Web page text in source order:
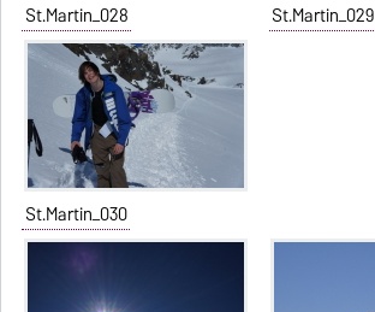
St.Martin_028 St.Martin_029
St.Martin_030